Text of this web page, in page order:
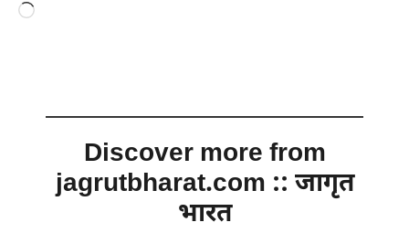
Loading…
Discover more from
jagrutbharat.com :: जागृत
भारत